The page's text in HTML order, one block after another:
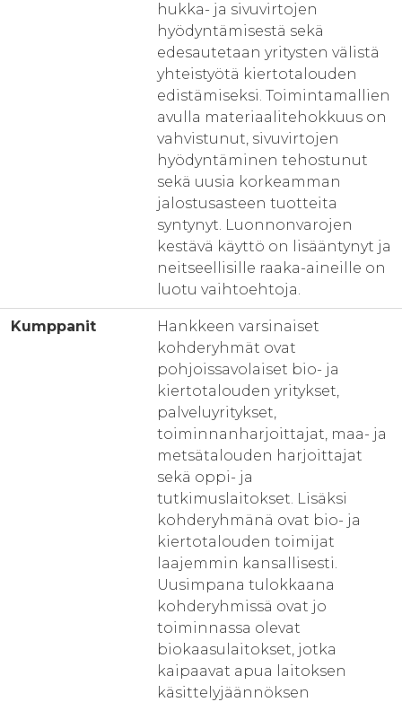
hukka- ja sivuvirtojen
hyödyntämisestä sekä
edesautetaan yritysten välistä
yhteistyötä kiertotalouden
edistämiseksi. Toimintamallien
avulla materiaalitehokkuus on
vahvistunut, sivuvirtojen
hyödyntäminen tehostunut
sekä uusia korkeamman
jalostusasteen tuotteita
syntynyt. Luonnonvarojen
kestävä käyttö on lisääntynyt ja
neitseellisille raaka-aineille on
luotu vaihtoehtoja.
Kumppanit
Hankkeen varsinaiset
kohderyhmät ovat
pohjoissavolaiset bio- ja
kiertotalouden yritykset,
palveluyritykset,
toiminnanharjoittajat, maa- ja
metsätalouden harjoittajat
sekä oppi- ja
tutkimuslaitokset. Lisäksi
kohderyhmänä ovat bio- ja
kiertotalouden toimijat
laajemmin kansallisesti.
Uusimpana tulokkaana
kohderyhmissä ovat jo
toiminnassa olevat
biokaasulaitokset, jotka
kaipaavat apua laitoksen
käsittelyjäännöksen